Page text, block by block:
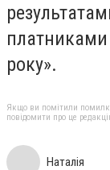
року».
Якщо ви помітили
повідомити про це
Наталія